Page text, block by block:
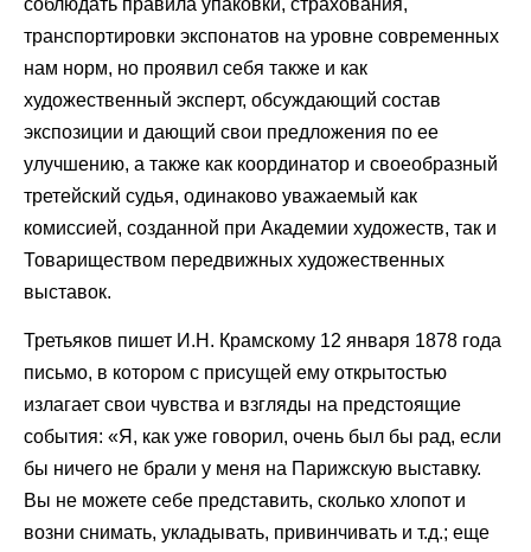
транспортировки экспонатов на уровне современных
нам норм, но проявил себя также и как
художественный эксперт, обсуждающий состав
экспозиции и дающий свои предложения по ее
улучшению, а также как координатор и своеобразный
третейский судья, одинаково уважаемый как
комиссией, созданной при Академии художеств, так и
Товариществом передвижных художественных
выставок.
Третьяков пишет И.Н. Крамскому 12 января 1878 года
письмо, в котором с присущей ему открытостью
излагает свои чувства и взгляды на предстоящие
события: «Я, как уже говорил, очень был бы рад, если
бы ничего не брали у меня на Парижскую выставку.
Вы не можете себе представить, сколько хлопот и
возни снимать, укладывать, привинчивать и т.д.; еще